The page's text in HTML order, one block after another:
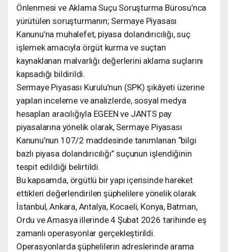
Önlenmesi ve Aklama Suçu Soruşturma Bürosu’nca
yürütülen soruşturmanın; Sermaye Piyasası
Kanunu’na muhalefet, piyasa dolandırıcılığı, suç
işlemek amacıyla örgüt kurma ve suçtan
kaynaklanan malvarlığı değerlerini aklama suçlarını
kapsadığı bildirildi.
Sermaye Piyasası Kurulu’nun (SPK) şikâyeti üzerine
yapılan inceleme ve analizlerde, sosyal medya
hesapları aracılığıyla EGEEN ve JANTS pay
piyasalarına yönelik olarak, Sermaye Piyasası
Kanunu’nun 107/2 maddesinde tanımlanan “bilgi
bazlı piyasa dolandırıcılığı” suçunun işlendiğinin
tespit edildiği belirtildi.
Bu kapsamda, örgütlü bir yapı içerisinde hareket
ettikleri değerlendirilen şüphelilere yönelik olarak
İstanbul, Ankara, Antalya, Kocaeli, Konya, Batman,
Ordu ve Amasya illerinde 4 Şubat 2026 tarihinde eş
zamanlı operasyonlar gerçekleştirildi.
Operasyonlarda şüphelilerin adreslerinde arama